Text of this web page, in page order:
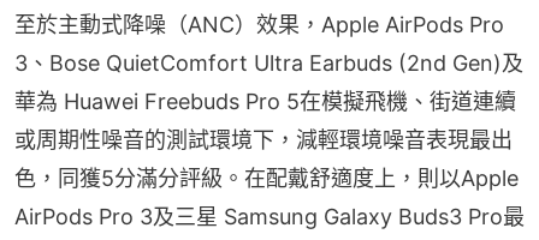
至於主動式降噪（ANC）效果，Apple AirPods Pro
3、Bose QuietComfort Ultra Earbuds (2nd Gen)及
華為 Huawei Freebuds Pro 5在模擬飛機、街道連續
或周期性噪音的測試環境下，減輕環境噪音表現最出
色，同獲5分滿分評級。在配戴舒適度上，則以Apple
AirPods Pro 3及三星 Samsung Galaxy Buds3 Pro最